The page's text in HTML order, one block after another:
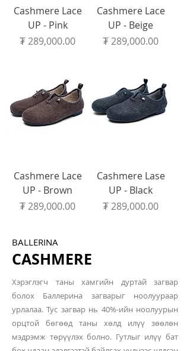
Cashmere Lace
UP - Pink
Price
₮ 289,000.00
Cashmere Lace
UP - Beige
Price
₮ 289,000.00
Cashmere Lace
UP - Brown
Price
₮ 289,000.00
Cashmere Lase
UP - Black
Price
₮ 289,000.00
BALLERINA
CASHMERE
Хэрэглэгч таны хамгийн дуртай загвар
болох Баллерина загварыг ноолуураар
урлалаа. Тус загвар нь 40%-ийн ноолуурын
орцтой бөгөөд таны хөлд илүү зөөлөн
мэдрэмж төрүүлэх болно. Гутлыг илүү бат